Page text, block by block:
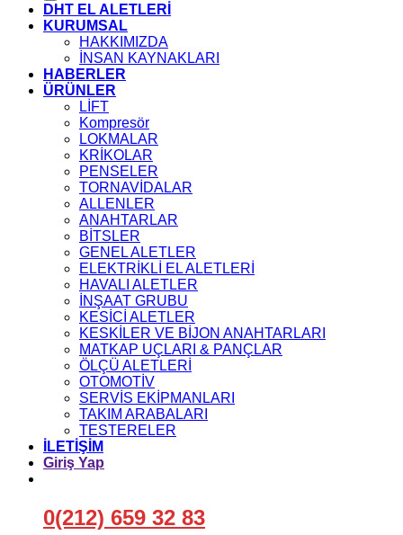
DHT EL ALETLERİ
KURUMSAL
HAKKIMIZDA
İNSAN KAYNAKLARI
HABERLER
ÜRÜNLER
LİFT
Kompresör
LOKMALAR
KRİKOLAR
PENSELER
TORNAVİDALAR
ALLENLER
ANAHTARLAR
BİTSLER
GENEL ALETLER
ELEKTRİKLİ EL ALETLERİ
HAVALI ALETLER
İNŞAAT GRUBU
KESİCİ ALETLER
KESKİLER VE BİJON ANAHTARLARI
MATKAP UÇLARI & PANÇLAR
ÖLÇÜ ALETLERİ
OTOMOTİV
SERVİS EKİPMANLARI
TAKIM ARABALARI
TESTERELER
İLETİŞİM
Giriş Yap
0(212) 659 32 83